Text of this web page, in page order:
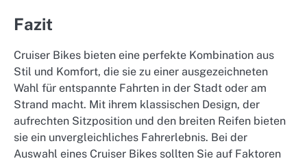
Fazit
Cruiser Bikes bieten eine perfekte Kombination aus
Stil und Komfort, die sie zu einer ausgezeichneten
Wahl für entspannte Fahrten in der Stadt oder am
Strand macht. Mit ihrem klassischen Design, der
aufrechten Sitzposition und den breiten Reifen bieten
sie ein unvergleichliches Fahrerlebnis. Bei der
Auswahl eines Cruiser Bikes sollten Sie auf Faktoren